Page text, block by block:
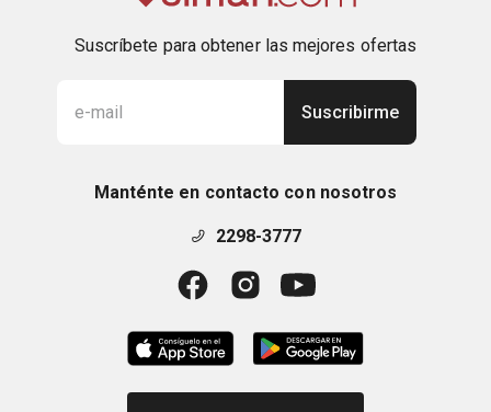
Suscríbete para obtener las mejores ofertas
Suscribirme
Manténte en contacto con nosotros
2298-3777